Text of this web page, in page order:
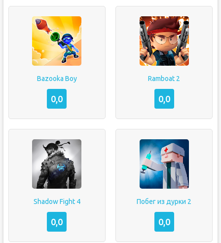
Bazooka Boy
0,0
Ramboat 2
0,0
Shadow Fight 4
0,0
Побег из дурки 2
0,0